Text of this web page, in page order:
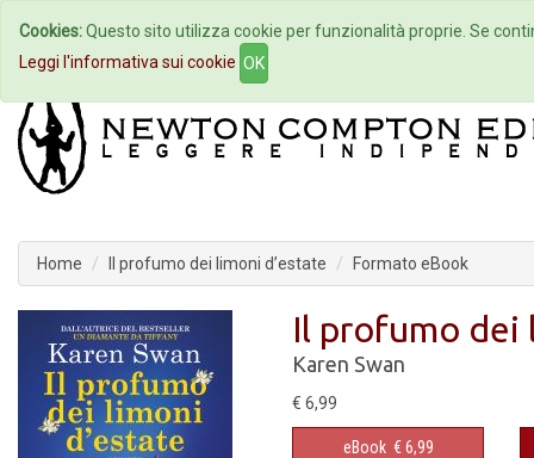
Home Autori Eventi
Home Il profumo dei limoni d’estate Formato eBook
Il profumo dei
Karen Swan
€ 6,99
eBook € 6,99
Cookies:Questo sito utilizza cookie per funzionalità proprie. Se
Leggi l'informativa sui cookie OK